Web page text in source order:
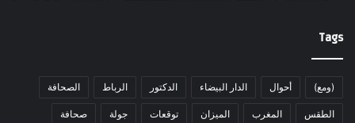
Tags
(ومع) أحوال الدار البيضاء الدكتور الرباط الصحافة
الطقس المغرب الميزان توقعات جولة صحافة